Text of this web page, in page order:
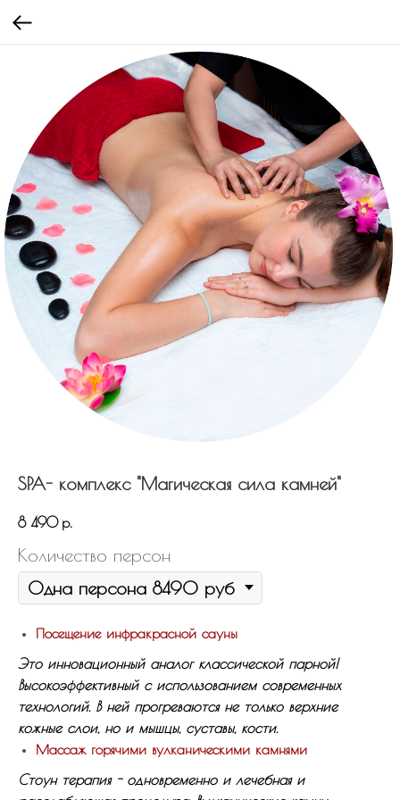
SPA- комплекс "Магическая сила камней"
8 490 р.
Количество персон
Посещение инфракрасной сауны
Это инновационный аналог классической парной!
Высокоэффективный с использованием современных
технологий. В ней прогреваются не только верхние
кожные слои, но и мышцы, суставы, кости.
Массаж горячими вулканическими камнями
Стоун терапия - одновременно и лечебная и